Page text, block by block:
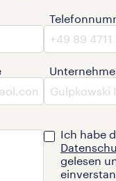
Ich habe
gelesen